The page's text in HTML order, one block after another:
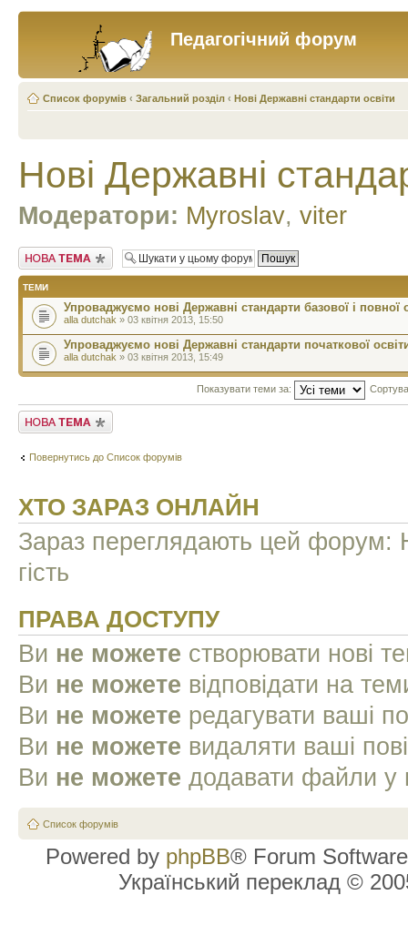
Педагогічний форум
Список форумів ‹ Загальний розділ ‹ Нові Державні стандарти освіти
Нові Державні
Модератори: Myroslav, viter
Створити нову тему
ТЕМИ
Упроваджуємо нові Державні стандарти базової і повної
alla dutchak » 03 квітня 2013, 15:50
Упроваджуємо нові Державні стандарти початкової
alla dutchak » 03 квітня 2013, 15:49
Показувати теми за:
Створити нову тему
Повернутись до Список форумів
ХТО ЗАРАЗ ОНЛАЙН
Зараз переглядають цей форум:
гість
ПРАВА ДОСТУПУ
Ви не можете створювати нові
Ви не можете відповідати на
Ви не можете редагувати ваші
Ви не можете видаляти ваші
Ви не можете додавати файли у
Список форумів
Powered by phpBB® Forum
Український переклад ©